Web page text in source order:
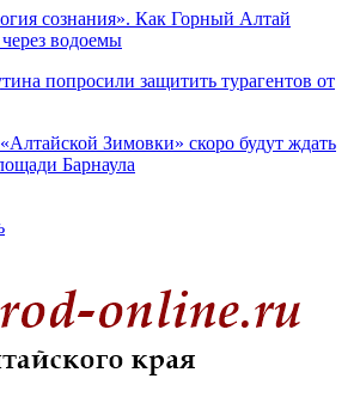
сознания». Как Горный Алтай
через водоемы
попросили защитить турагентов от
Зимовки» скоро будут ждать
Барнаула